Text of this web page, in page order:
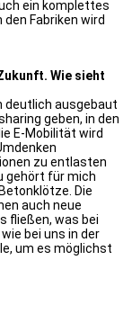
ein komplettes
Fabriken wird
Wie sieht
deutlich ausgebaut
geben, in den
E-Mobilität wird
zu entlasten
gehört für mich
Die
auch neue
fließen, was bei
bei uns in der
um es möglichst